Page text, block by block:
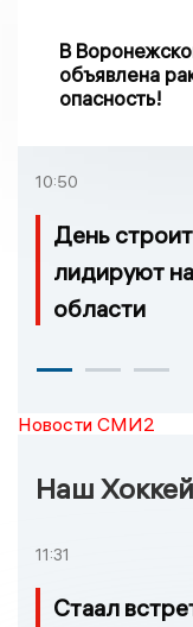
В
объявлена
опасность!
10:50
День
лидируют
области
Новости СМИ2
Наш Хоккей
11:31
Стаал